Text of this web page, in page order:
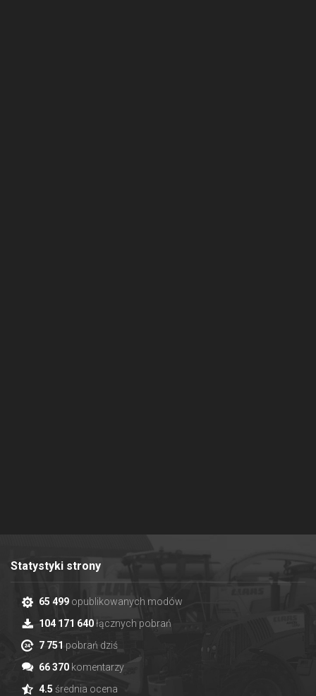
Statystyki strony
65 499 opublikowanych modów
104 171 640łącznych pobrań
7 751 pobrań dziś
66 370 komentarzy
4.5 średnia ocena